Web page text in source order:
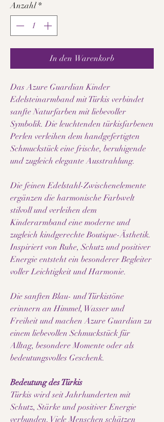
Anzahl *
In den Warenkorb
Das Azure Guardian Kinder
Edelsteinarmband mit Türkis verbindet
sanfte Naturfarben mit liebevoller
Symbolik. Die leuchtenden türkisfarbenen
Perlen verleihen dem handgefertigten
Schmuckstück eine frische, beruhigende
und zugleich elegante Ausstrahlung.
Die feinen Edelstahl-Zwischenelemente
ergänzen die harmonische Farbwelt
stilvoll und verleihen dem
Kinderarmband eine moderne und
zugleich kindgerechte Boutique-Ästhetik.
Inspiriert von Ruhe, Schutz und positiver
Energie entsteht ein besonderer Begleiter
voller Leichtigkeit und Harmonie.
Die sanften Blau- und Türkistöne
erinnern an Himmel, Wasser und
Freiheit und machen Azure Guardian zu
einem liebevollen Schmuckstück für
Alltag, besondere Momente oder als
bedeutungsvolles Geschenk.
Bedeutung des Türkis
Türkis wird seit Jahrhunderten mit
Schutz, Stärke und positiver Energie
verbunden. Viele Menschen schätzen